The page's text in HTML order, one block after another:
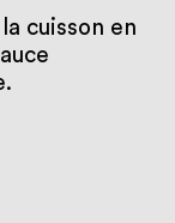
cuisson en